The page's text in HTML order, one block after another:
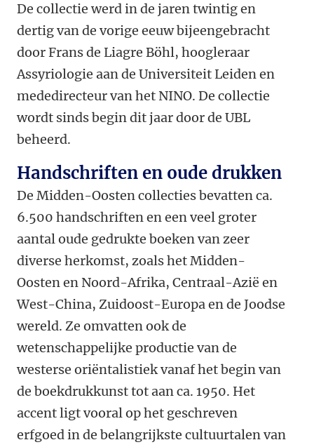
De collectie werd in de jaren twintig en
dertig van de vorige eeuw bijeengebracht
door Frans de Liagre Böhl, hoogleraar
Assyriologie aan de Universiteit Leiden en
mededirecteur van het NINO. De collectie
wordt sinds begin dit jaar door de UBL
beheerd.
Handschriften en oude drukken
De Midden-Oosten collecties bevatten ca.
6.500 handschriften en een veel groter
aantal oude gedrukte boeken van zeer
diverse herkomst, zoals het Midden-
Oosten en Noord-Afrika, Centraal-Azië en
West-China, Zuidoost-Europa en de Joodse
wereld. Ze omvatten ook de
wetenschappelijke productie van de
westerse oriëntalistiek vanaf het begin van
de boekdrukkunst tot aan ca. 1950. Het
accent ligt vooral op het geschreven
erfgoed in de belangrijkste cultuurtalen van